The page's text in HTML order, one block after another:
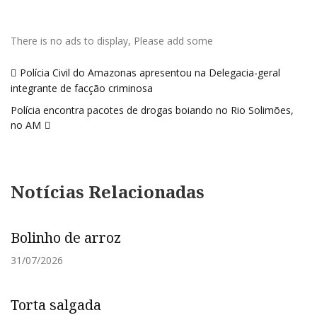
There is no ads to display, Please add some
de
Post
Polícia Civil do Amazonas apresentou na Delegacia-geral
integrante de facção criminosa
Polícia encontra pacotes de drogas boiando no Rio Solimões,
no AM
Notícias Relacionadas
Bolinho de arroz
31/07/2026
Torta salgada